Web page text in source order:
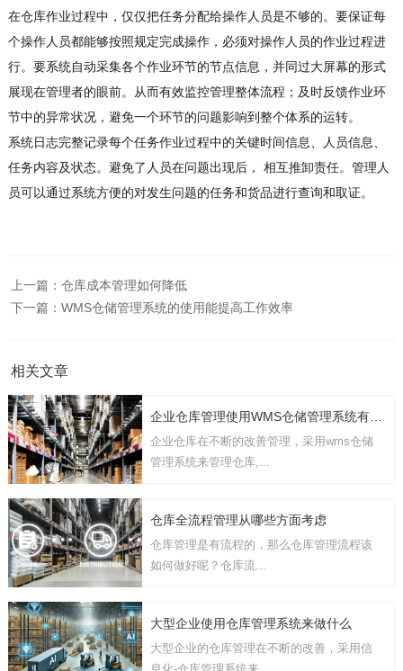
在仓库作业过程中，仅仅把任务分配给操作人员是不够的。要保证每
个操作人员都能够按照规定完成操作，必须对操作人员的作业过程进
行。要系统自动采集各个作业环节的节点信息，并同过大屏幕的形式
展现在管理者的眼前。从而有效监控管理整体流程；及时反馈作业环
节中的异常状况，避免一个环节的问题影响到整个体系的运转。
系统日志完整记录每个任务作业过程中的关键时间信息、人员信息、
任务内容及状态。避免了人员在问题出现后， 相互推卸责任。管理人
员可以通过系统方便的对发生问题的任务和货品进行查询和取证。
上一篇： 仓库成本管理如何降低
下一篇： WMS仓储管理系统的使用能提高工作效率
相关文章
企业仓库在不断的改善管理，采用wms仓储
管理系统来管理仓库,...
仓库全流程管理从哪些方面考虑
仓库管理是有流程的，那么仓库管理流程该
如何做好呢？仓库流...
大型企业使用仓库管理系统来做什么
大型企业的仓库管理在不断的改善，采用信